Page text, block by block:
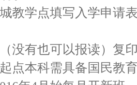
教学点填写入学申请
没有也可以报读）复
点本科需具备国民教